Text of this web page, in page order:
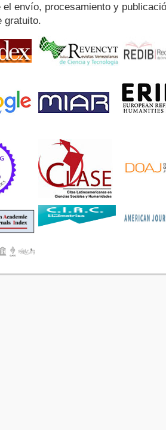
el envío, procesamiento y
gratuito.